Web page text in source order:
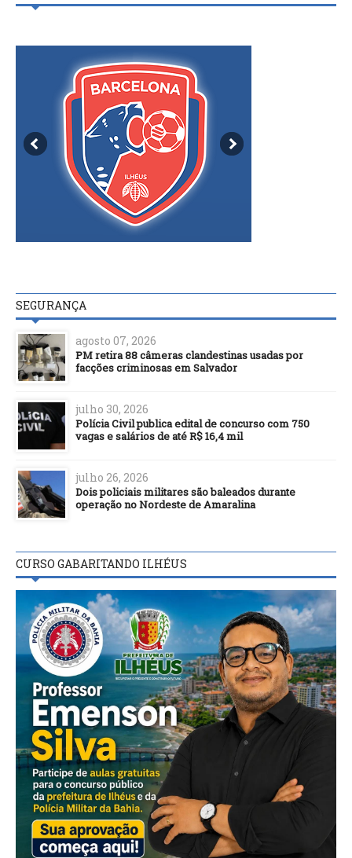
SEGURANÇA
agosto 07, 2026
PM retira 88 câmeras clandestinas usadas por
facções criminosas em Salvador
julho 30, 2026
Polícia Civil publica edital de concurso com 750
vagas e salários de até R$ 16,4 mil
julho 26, 2026
Dois policiais militares são baleados durante
operação no Nordeste de Amaralina
CURSO GABARITANDO ILHÉUS